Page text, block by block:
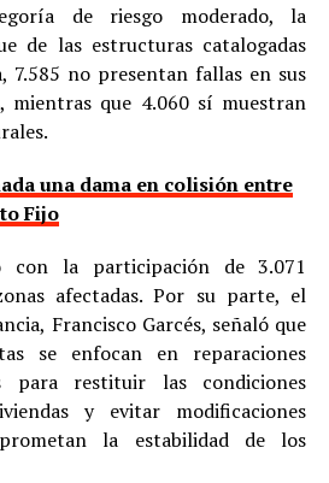
de riesgo moderado, la
de las estructuras catalogadas
7.585 no presentan fallas en sus
mientras que 4.060 sí muestran
una dama en colisión entre
Fijo
con la participación de 3.071
afectadas. Por su parte, el
Francisco Garcés, señaló que
se enfocan en reparaciones
para restituir las condiciones
y evitar modificaciones
la estabilidad de los